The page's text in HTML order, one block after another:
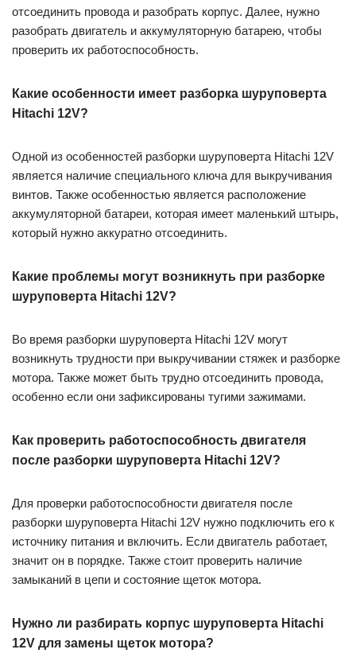
отсоединить провода и разобрать корпус. Далее, нужно
разобрать двигатель и аккумуляторную батарею, чтобы
проверить их работоспособность.
Какие особенности имеет разборка шуруповерта
Hitachi 12V?
Одной из особенностей разборки шуруповерта Hitachi 12V
является наличие специального ключа для выкручивания
винтов. Также особенностью является расположение
аккумуляторной батареи, которая имеет маленький штырь,
который нужно аккуратно отсоединить.
Какие проблемы могут возникнуть при разборке
шуруповерта Hitachi 12V?
Во время разборки шуруповерта Hitachi 12V могут
возникнуть трудности при выкручивании стяжек и разборке
мотора. Также может быть трудно отсоединить провода,
особенно если они зафиксированы тугими зажимами.
Как проверить работоспособность двигателя
после разборки шуруповерта Hitachi 12V?
Для проверки работоспособности двигателя после
разборки шуруповерта Hitachi 12V нужно подключить его к
источнику питания и включить. Если двигатель работает,
значит он в порядке. Также стоит проверить наличие
замыканий в цепи и состояние щеток мотора.
Нужно ли разбирать корпус шуруповерта Hitachi
12V для замены щеток мотора?